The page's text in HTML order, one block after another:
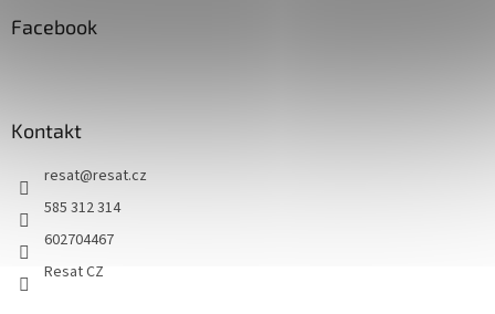
Facebook
Kontakt
resat@resat.cz
585 312 314
602704467
Resat CZ